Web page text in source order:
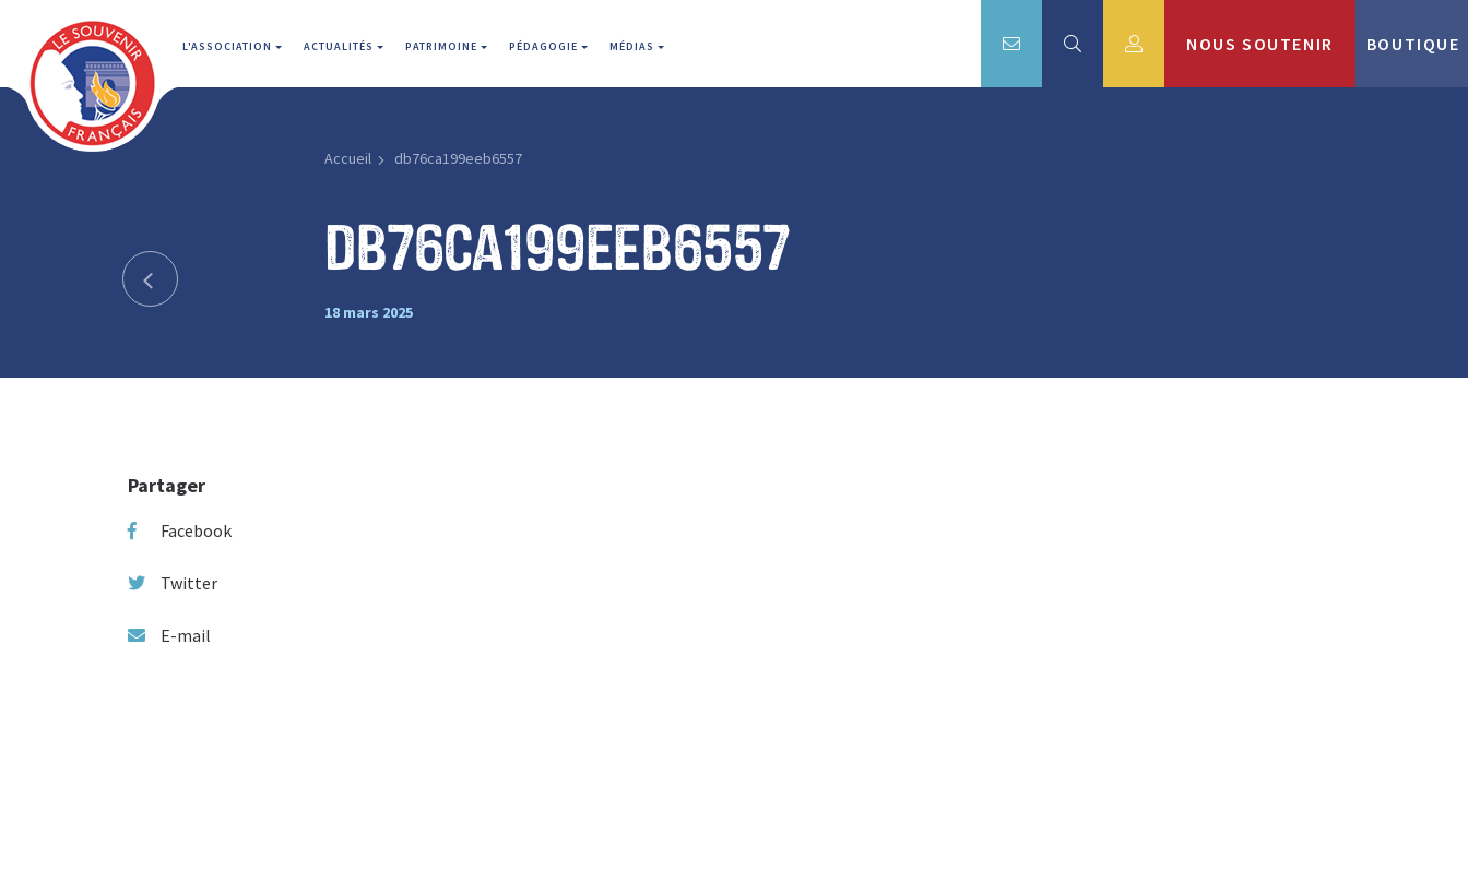
L'ASSOCIATION ACTUALITÉS PATRIMOINE PÉDAGOGIE MÉDIAS NOUS SOUTENIR BOUTIQUE
Accueil db76ca199eeb6557
db76ca199eeb6557
18 mars 2025
Partager
Facebook
Twitter
E-mail